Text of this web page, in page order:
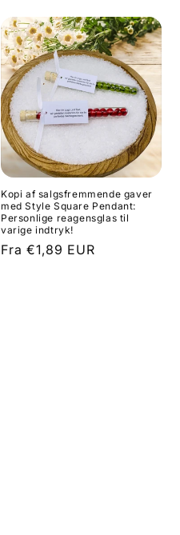
Kopi af salgsfremmende gaver
med Style Square Pendant:
Personlige reagensglas til
varige indtryk!
Normalpris
Fra €1,89 EUR